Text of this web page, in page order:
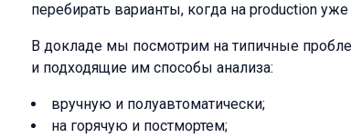
перебирать варианты, когда на production уже
В докладе мы посмотрим на типичные
и подходящие им способы анализа:
вручную и полуавтоматически;
на горячую и постмортем;